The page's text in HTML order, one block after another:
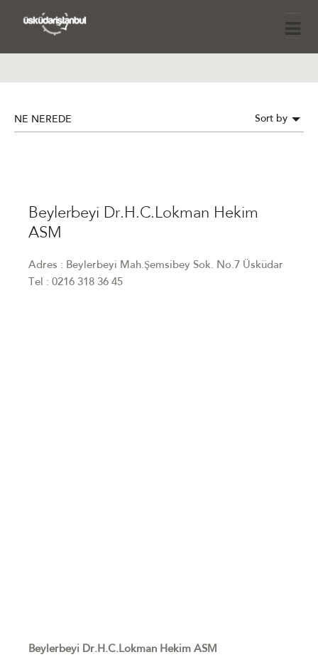
NE NEREDE Sort by
Beylerbeyi Dr.H.C.Lokman Hekim
ASM
Adres : Beylerbeyi Mah.Şemsibey Sok. No.7 Üsküdar
Tel : 0216 318 36 45
Beylerbeyi Dr.H.C.Lokman Hekim ASM